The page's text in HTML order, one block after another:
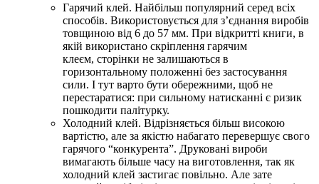
Гарячий клей. Найбільш популярний серед всіх
способів. Використовується для з’єднання виробів
товщиною від 6 до 57 мм. При відкритті книги, в
якій використано скріплення гарячим
клеєм, сторінки не залишаються в
горизонтальному положенні без застосування
сили. І тут варто бути обережними, щоб не
перестаратися: при сильному натисканні є ризик
пошкодити палітурку.
Холодний клей. Відрізняється більш високою
вартістю, але за якістю набагато перевершує свого
гарячого “конкурента”. Друковані вироби
вимагають більше часу на виготовлення, так як
холодний клей застигає повільно. Але зате